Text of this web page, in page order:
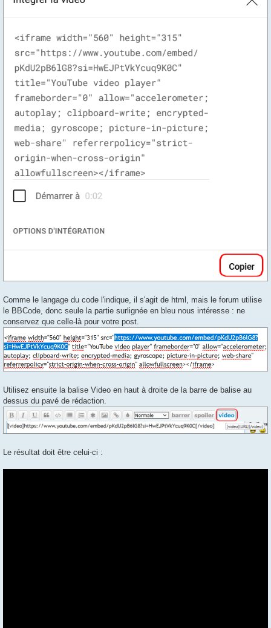
Comme le langage du code l'indique, il s'agit de html, mais le forum utilise
le BBCode, donc seule la partie surlignée en bleu nous intéresse : ne
conservez que celle-là pour votre post.
Utilisez ensuite la balise Video en haut à droite de la barre de balise au
dessus du pavé de rédaction.
Le résultat doit être celui-ci :